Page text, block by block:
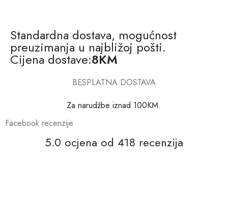
Standardna dostava, mogućnost
preuzimanja u najbližoj pošti.
Cijena dostave:8KM
BESPLATNA DOSTAVA
Za narudžbe iznad 100KM.
Facebook recenzije
5.0 ocjena od 418 recenzija